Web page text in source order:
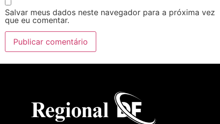
Salvar meus dados neste navegador para a próxima vez
que eu comentar.